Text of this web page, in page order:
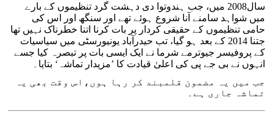
سال2008 میں، جب ہندوتوا دی دہشت گرد تنظیموں کے بارے
میں شواہد سامنے آنا شروع ہوئے تھے اور سنگھ اور اس کی
حامی تنظیموں کے حقیقی کردار پر بات کرنا اتنا خطرناک نہیں تھا
جتنا 2014 کے بعد ہو گیا، تب حیدرآباد یونیورسٹی میں سیاسیات
کے پروفیسر جیوترمے شرما نے ایک ایسی بات پر تبصرہ کیا جسے
انہوں نے بی جے پی کی اعلیٰ قیادت کا ’مزیدار تماشہ‘ بتایا۔
جب میں یہ مضمون قلمبند کر رہا ہوں،اس وقت بھی یہ
تماشہ جاری ہے۔